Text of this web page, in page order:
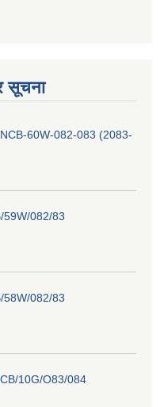
सूचना
NCB-60W-082-083 (2083-
59W/082/83
58W/082/83
10G/O83/084